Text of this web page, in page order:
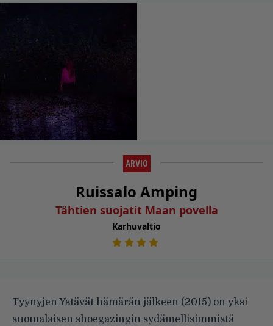
ARVIO
Ruissalo Amping
Tähtien suojatit Maan povella
Karhuvaltio
Tyynyjen Ystävät hämärän jälkeen (2015) on yksi
suomalaisen shoegazingin sydämellisimmistä